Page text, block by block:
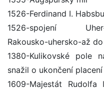
1526-Ferdinand I.
1526-spojení
Rakousko-uhersko-až do
1380-Kulikovské pole
snažil o ukončení
1609-Majestát